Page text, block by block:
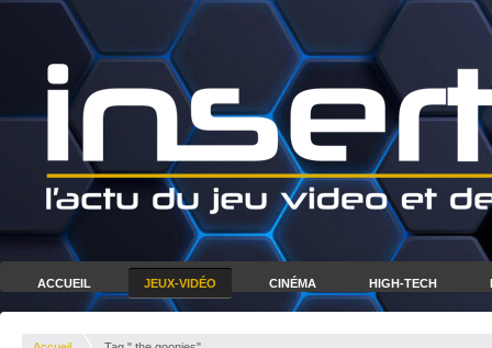
ACCUEIL JEUX-VIDÉO CINÉMA HIGH-TECH